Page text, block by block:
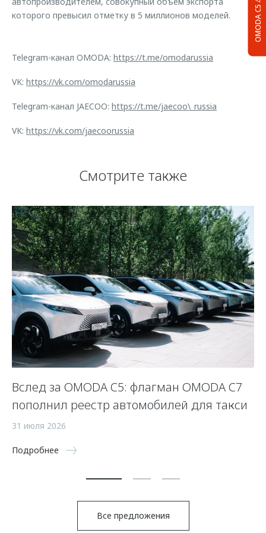
OMODA C5
которого превысил отметку в 5 миллионов моделей.
Telegram-канал OMODA: https://t.me/omodarussia
VK: https://vk.com/omodarussia
Telegram-канал JAECOO: https://t.me/jaecoo\_russia
VK: https://vk.com/jaecoorussia
Смотрите также
Вслед за OMODA C5: флагман OMODA C7
пополнил реестр автомобилей для такси
31 июля 2026
Подробнее
Все предложения